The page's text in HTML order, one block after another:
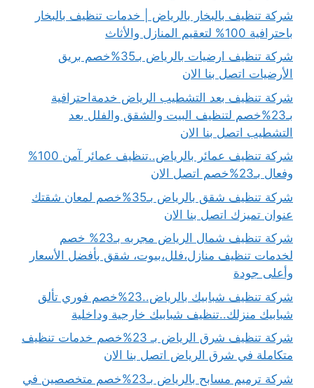
شركة تنظيف بالبخار بالرياض | خدمات تنظيف بالبخار
باحترافية 100% لتعقيم المنازل والأثاث
شركة تنظيف ارضيات بالرياض بـ35%خصم بريق
الأرضيات اتصل بنا الان
شركة تنظيف بعد التشطيب الرياض خدمةاحترافية
بـ23%خصم لتنظيف البيت والشقق والفلل بعد
التشطيب اتصل بنا الان
شركة تنظيف عمائر بالرياض..تنظيف عمائر آمن 100%
وفعال بـ23%خصم اتصل الان
شركة تنظيف شقق بالرياض بـ35%خصم لمعان شقتك
عنوان تميزك اتصل بنا الان
شركة تنظيف شمال الرياض مجربه بـ23% خصم
لخدمات تنظيف منازل،فلل،بيوت، شقق بأفضل الأسعار
وأعلى جودة
شركة تنظيف شبابيك بالرياض..23%خصم فوري تألق
شبابيك منزلك..تنظيف شبابيك خارجية وداخلية
شركة تنظيف شرق الرياض بـ 23%خصم خدمات تنظيف
متكاملة في شرق الرياض اتصل بنا الان
شركة ترميم مسابح بالرياض بـ23%خصم متخصصين في